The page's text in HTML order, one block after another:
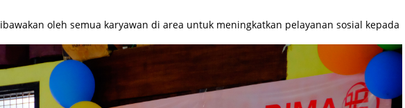
oleh semua karyawan di area untuk meningkatkan pelayanan sosial kepada